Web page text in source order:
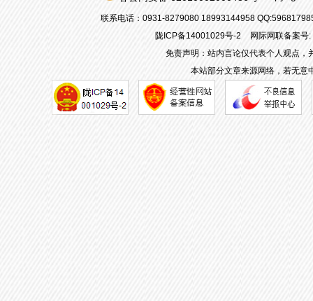
联系电话：0931-8279080 18993144958
陇ICP备14001029号-2
网际网联备案
免责声明：站内言论仅代表个人观点，
本站部分文章来源网络，若无意